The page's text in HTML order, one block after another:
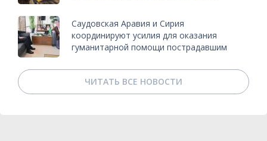
Саудовская Аравия и Сирия
координируют усилия для оказания
гуманитарной помощи пострадавшим
ЧИТАТЬ ВСЕ НОВОСТИ